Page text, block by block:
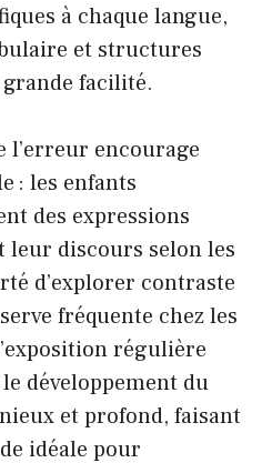
à chaque langue,
et structures
grande facilité.
l’erreur encourage
: les enfants
des expressions
leur discours selon les
d’explorer contraste
fréquente chez les
régulière
développement du
et profond, faisant
idéale pour